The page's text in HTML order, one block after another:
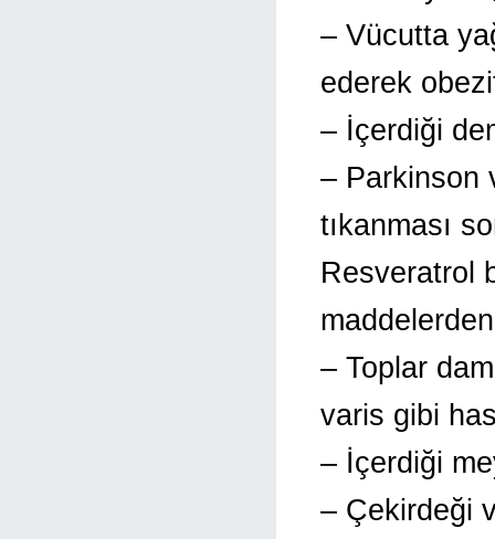
– Vücutta
ederek
– İçerdiği
– Parkinson
tıkanması
Resveratrol
– Toplar
varis gibi
– İçerdiği
– Çekirdeği